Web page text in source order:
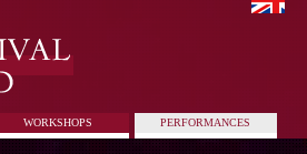
WORKSHOPS PERFORMANCES